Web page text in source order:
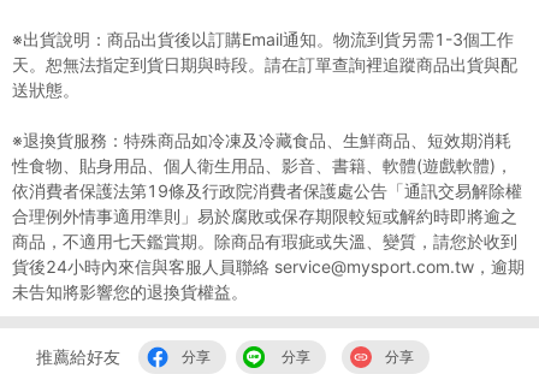
※出貨說明：商品出貨後以訂購Email通知。物流到貨另需1-3個工作
天。恕無法指定到貨日期與時段。請在訂單查詢裡追蹤商品出貨與配
送狀態。
※退換貨服務：特殊商品如冷凍及冷藏食品、生鮮商品、短效期消耗
性食物、貼身用品、個人衛生用品、影音、書籍、軟體(遊戲軟體)，
依消費者保護法第19條及行政院消費者保護處公告「通訊交易解除權
合理例外情事適用準則」易於腐敗或保存期限較短或解約時即將逾之
商品，不適用七天鑑賞期。除商品有瑕疵或失溫、變質，請您於收到
貨後24小時內來信與客服人員聯絡 service@mysport.com.tw，逾期
未告知將影響您的退換貨權益。
推薦給好友 分享 分享 分享